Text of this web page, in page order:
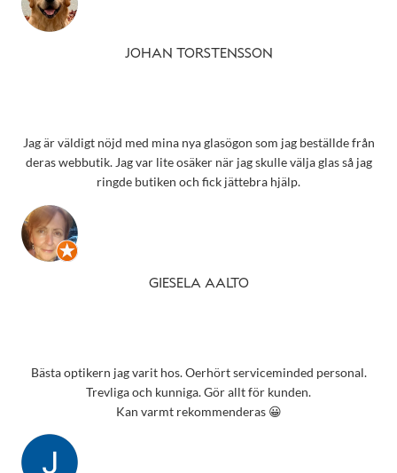
JOHAN TORSTENSSON
Jag är väldigt nöjd med mina nya glasögon som jag beställde från
deras webbutik. Jag var lite osäker när jag skulle välja glas så jag
ringde butiken och fick jättebra hjälp.
GIESELA AALTO
Bästa optikern jag varit hos. Oerhört serviceminded personal.
Trevliga och kunniga. Gör allt för kunden.
Kan varmt rekommenderas 😀